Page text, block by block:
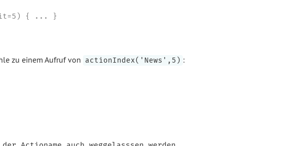
{ ... }
zu einem Aufruf von actionIndex('News',5) :